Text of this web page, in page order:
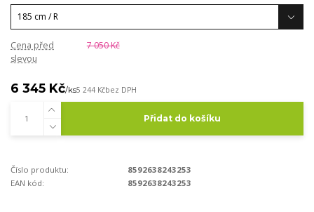
Cena před
slevou
7 050 Kč
6 345 Kč/ks5 244 Kčbez DPH
Přidat do košíku
Číslo produktu:
8592638243253
EAN kód:
8592638243253